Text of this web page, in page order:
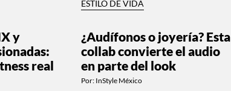
y
real
ESTILO DE VIDA
¿Audífonos o joyería? Esta
collab convierte el audio
en parte del look
Por: InStyle México